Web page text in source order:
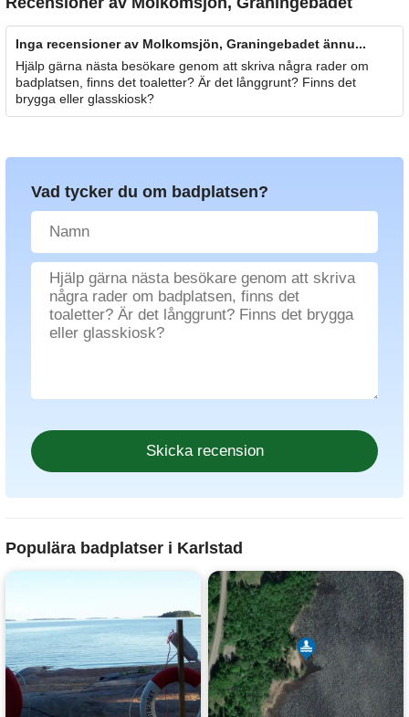
Inga recensioner av Molkomsjön, Graningebadet ännu...
Hjälp gärna nästa besökare genom att skriva några rader om
badplatsen, finns det toaletter? Är det långgrunt? Finns det
brygga eller glasskiosk?
Vad tycker du om badplatsen?
Populära badplatser i Karlstad